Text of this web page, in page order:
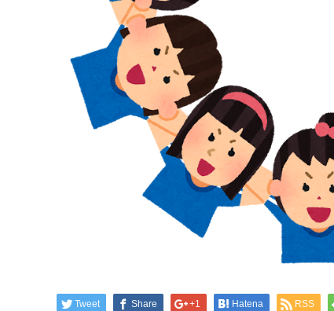
Tweet Share +1 Hatena RSS